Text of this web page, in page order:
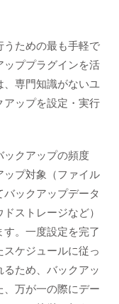
うための最も手軽で
ッププラグインを活
、専門知識がないユ
アップを設定・実行
ックアップの頻度
ップ対象（ファイル
ックアップデータ
ストレージなど）
。一度設定を完了
ケジュールに従っ
ため、バックアッ
、万が一の際にデー